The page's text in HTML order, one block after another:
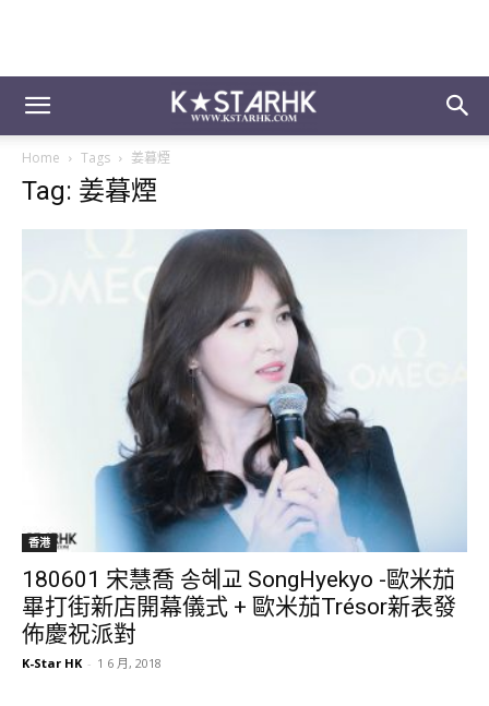
Home Tags 姜暮煙
Tag: 姜暮煙
香港
180601 宋慧喬‬ ‪송혜교‬ ‪‎SongHyekyo -歐米茄
畢打街新店開幕儀式 + 歐米茄Trésor新表發
佈慶祝派對
K-Star HK - 1 6 月, 2018